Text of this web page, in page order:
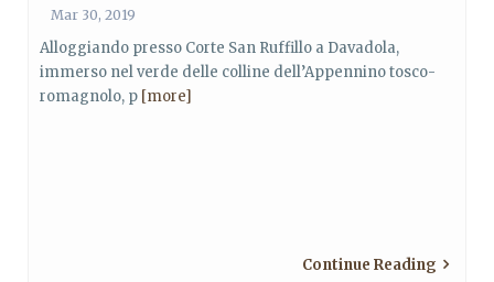
Mar 30, 2019
Alloggiando presso Corte San Ruffillo a Davadola,
immerso nel verde delle colline dell’Appennino tosco-
romagnolo, p [more]
Continue Reading